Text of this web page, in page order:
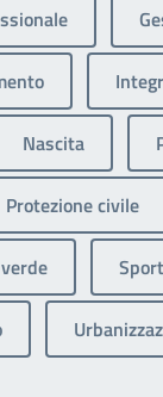
Nascita
Protezione civile